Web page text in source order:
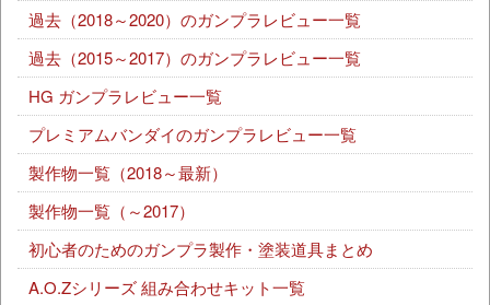
過去（2018～2020）のガンプラレビュー一覧
過去（2015～2017）のガンプラレビュー一覧
HG ガンプラレビュー一覧
プレミアムバンダイのガンプラレビュー一覧
製作物一覧（2018～最新）
製作物一覧（～2017）
初心者のためのガンプラ製作・塗装道具まとめ
A.O.Zシリーズ 組み合わせキット一覧